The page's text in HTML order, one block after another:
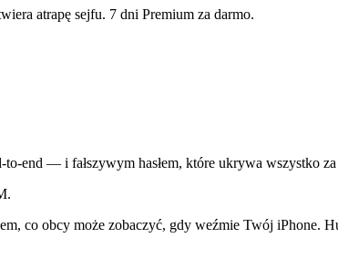
atrapę sejfu. 7 dni Premium za darmo.
end — i fałszywym hasłem, które ukrywa wszystko za
co obcy może zobaczyć, gdy weźmie Twój iPhone.